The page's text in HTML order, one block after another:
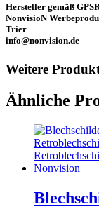
Hersteller gemäß
NonvisioN
Trier
info@nonvision.de
Weitere
Ähnliche